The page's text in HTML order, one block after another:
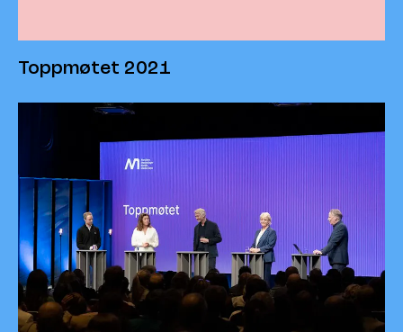
Toppmøtet 2021